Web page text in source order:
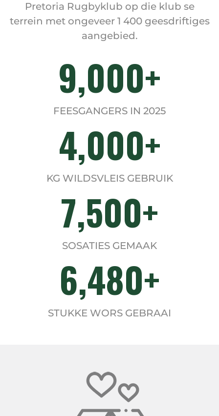
Pretoria Rugbyklub op die klub se
terrein met ongeveer 1 400 geesdriftiges
aangebied.
9,000
FEESGANGERS IN 2025
4,000
KG WILDSVLEIS GEBRUIK
7,500
SOSATIES GEMAAK
6,480
STUKKE WORS GEBRAAI